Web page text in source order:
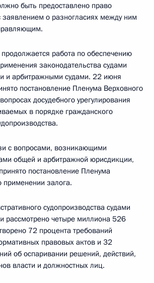
быть предоставлено право
заявлением о разногласиях между ним
работа по обеспечению
законодательства судами
и арбитражными судами. 22 июня
постановление Пленума Верховного
досудебного урегулирования
в порядке гражданского
с вопросами, возникающими
общей и арбитражной юрисдикции,
постановление Пленума
применении залога.
судопроизводства судами
рассмотрено четыре миллиона 526
72 процента требований
правовых актов и 32
об оспаривании решений, действий,
власти и должностных лиц.